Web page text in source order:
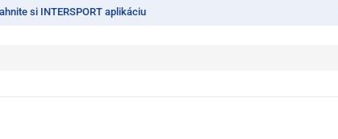
si INTERSPORT aplikáciu